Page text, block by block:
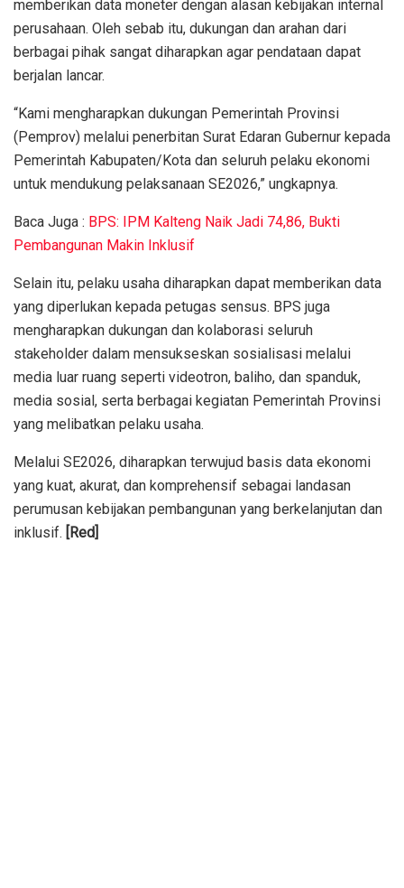
memberikan data moneter dengan alasan kebijakan internal
perusahaan. Oleh sebab itu, dukungan dan arahan dari
berbagai pihak sangat diharapkan agar pendataan dapat
berjalan lancar.
“Kami mengharapkan dukungan Pemerintah Provinsi
(Pemprov) melalui penerbitan Surat Edaran Gubernur kepada
Pemerintah Kabupaten/Kota dan seluruh pelaku ekonomi
untuk mendukung pelaksanaan SE2026,” ungkapnya.
Baca Juga : BPS: IPM Kalteng Naik Jadi 74,86, Bukti
Pembangunan Makin Inklusif
Selain itu, pelaku usaha diharapkan dapat memberikan data
yang diperlukan kepada petugas sensus. BPS juga
mengharapkan dukungan dan kolaborasi seluruh
stakeholder dalam mensukseskan sosialisasi melalui
media luar ruang seperti videotron, baliho, dan spanduk,
media sosial, serta berbagai kegiatan Pemerintah Provinsi
yang melibatkan pelaku usaha.
Melalui SE2026, diharapkan terwujud basis data ekonomi
yang kuat, akurat, dan komprehensif sebagai landasan
perumusan kebijakan pembangunan yang berkelanjutan dan
inklusif. [Red]